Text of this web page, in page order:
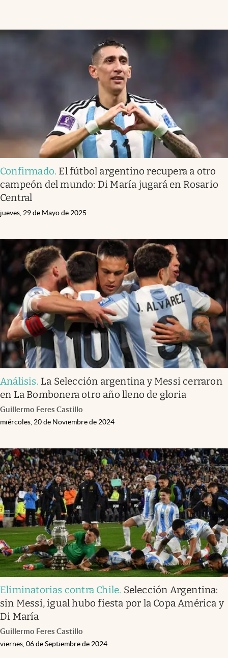
Confirmado. El fútbol argentino recupera a otro
campeón del mundo: Di María jugará en Rosario
Central
jueves, 29 de Mayo de 2025
Análisis. La Selección argentina y Messi cerraron
en La Bombonera otro año lleno de gloria
Guillermo Feres Castillo
miércoles, 20 de Noviembre de 2024
Eliminatorias contra Chile. Selección Argentina:
sin Messi, igual hubo fiesta por la Copa América y
Di María
Guillermo Feres Castillo
viernes, 06 de Septiembre de 2024